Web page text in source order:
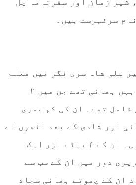
سرفہرست ہیں۔
علی شاہ سری نگر میں معلم
تھے۔ ان کے مزید ۶ بہن بھائی تھے جن میں ۲
۴ بھائی شامل تھے۔ ان کی کم عمری
اور شادی کے بعد انھوں نے
اپنی تعلیم مکمل کی۔ ان کے ۴ بیٹے اور ایک
دور میں ان کے سب سے
ان کے چھوٹے بھائی سجاد